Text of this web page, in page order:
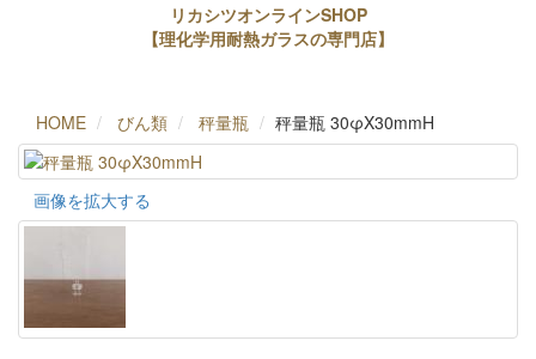
リカシツオンラインSHOP
【理化学用耐熱ガラスの専門店】
HOME びん類 秤量瓶 秤量瓶 30φX30mmH
画像を拡大する